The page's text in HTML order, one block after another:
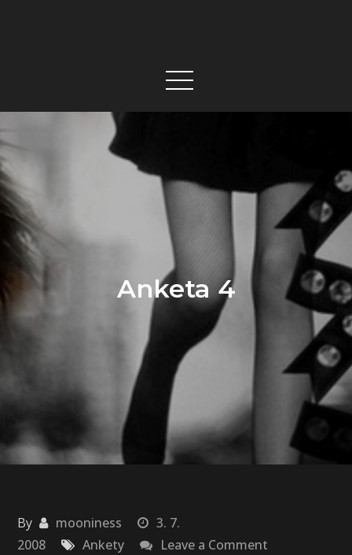
Anketa 4
By mooniness
3. 7.
2008
Ankety Leave a Comment